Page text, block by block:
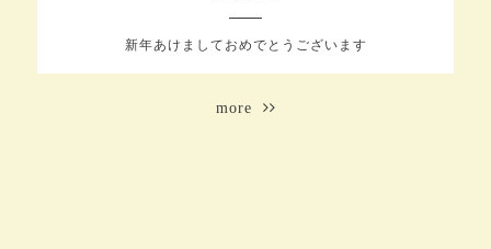
新年あけましておめでとうございます
more